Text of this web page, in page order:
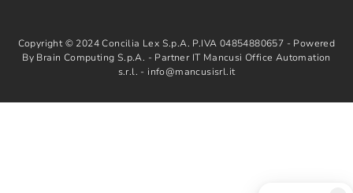
Copyright © 2024 Concilia Lex S.p.A. P.IVA 04854880657 - Powered
By Brain Computing S.p.A. - Partner IT Mancusi Office Automation
s.r.l. - info@mancusisrl.it